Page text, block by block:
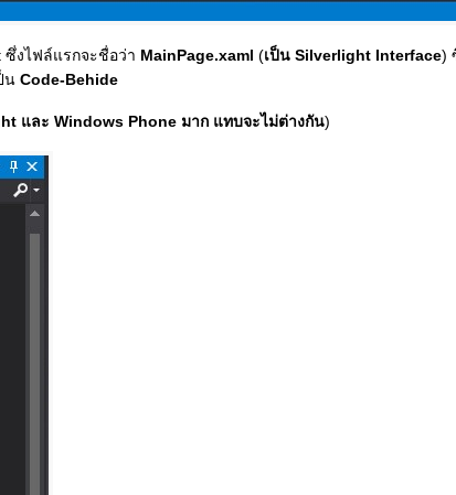
ซึ่งไฟล์แรกจะชื่อว่า MainPage.xaml (เป็น Silverlight Interface)
น Code-Behide
และ Windows Phone มาก แทบจะไม่ต่างกัน)